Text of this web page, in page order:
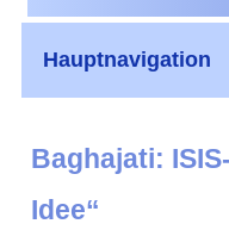
Hauptnavigation
Baghajati:
Idee“